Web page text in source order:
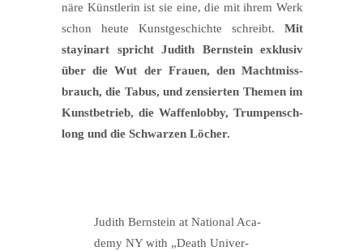
nä­re Künst­le­rin ist sie eine, die mit ihrem Werk
schon heu­te Kunst­ge­schich­te schreibt. Mit
stay­in­art spricht Judith Bern­stein exklu­siv
über die Wut der Frau­en, den Macht­miss­
brauch, die Tabus, und zen­sier­ten The­men im
Kunst­be­trieb, die Waf­fen­lob­by, Trumpen­sch­
long und die Schwar­zen Löcher.
Judith Bern­stein at Natio­nal Aca­
de­my NY with „Death Uni­ver­